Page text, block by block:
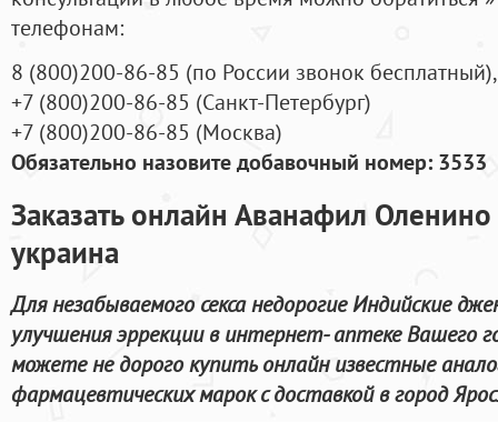
телефонам:
8 (800)200-86-85 (по России звонок бесплатный),
+7 (800)200-86-85 (Санкт-Петербург)
+7 (800)200-86-85 (Москва)
Обязательно назовите добавочный номер: 3533
Заказать онлайн Аванафил
украина
Для незабываемого секса недорогие Индийские
улучшения эррекции в интернет- аптеке Вашего
можете не дорого купить онлайн известные
фармацевтических марок с доставкой в город